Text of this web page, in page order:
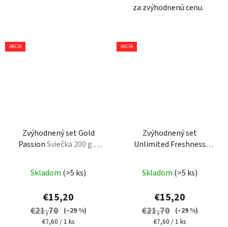
za zvýhodnenú cenu.
AKCIA
Zvýhodnený set Gold
PassionSviečka 200 g &
Skladom (>5 ks)
€15,20
€21,70
(–29 %)
Jednotková
€7,60 / 1 ks
AKCIA
Zvýhodnený set
Unlimited Freshness
aróma difuzér 100 ml
Skladom (>5 ks)
€15,20
€21,70
(–29 %)
Jednotková
€7,60 / 1 ks